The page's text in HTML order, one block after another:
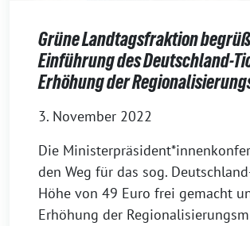
Grüne Landtagsfraktion
Einführung des Deutschland-
Erhöhung der
3. November 2022
Die
den Weg für das sog.
Höhe von 49 Euro frei gemacht
Erhöhung der